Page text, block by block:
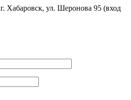
г. Хабаровск, ул. Шеронова 95 (вход